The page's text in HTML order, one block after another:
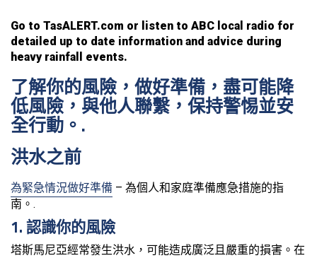
Go to TasALERT.com or listen to ABC local radio for
detailed up to date information and advice during
heavy rainfall events.
了解你的風險，做好準備，盡可能降
低風險，與他人聯繫，保持警惕並安
全行動。.
洪水之前
為緊急情況做好準備 – 為個人和家庭準備應急措施的指
南。.
1. 認識你的風險
塔斯馬尼亞經常發生洪水，可能造成廣泛且嚴重的損害。在